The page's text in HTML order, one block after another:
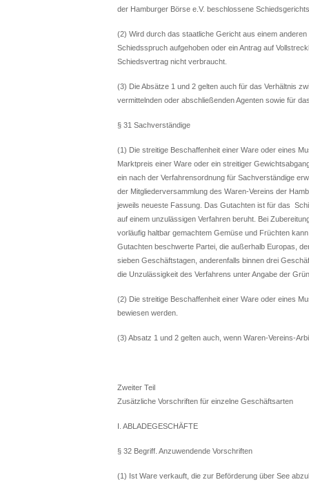
der Hamburger Börse e.V. beschlossene
(2) Wird durch das staatliche Gericht aus einem
Schiedsspruch aufgehoben oder ein Antrag auf
Schiedsvertrag nicht verbraucht.
(3) Die Absätze 1 und 2 gelten auch für das Verhältnis
vermittelnden oder abschließenden Agenten sowie für
§ 31 Sachverständige
(1) Die streitige Beschaffenheit einer Ware oder eines
Marktpreis einer Ware oder ein streitiger
ein nach der Verfahrensordnung für Sachverständige
der Mitgliederversammlung des Waren-Vereins der
jeweils neueste Fassung. Das Gutachten ist für das
auf einem unzulässigen Verfahren beruht. Bei
vorläufig haltbar gemachtem Gemüse und Früchten
Gutachten beschwerte Partei, die außerhalb Europas,
sieben Geschäftstagen, anderenfalls binnen drei
die Unzulässigkeit des Verfahrens unter Angabe der
(2) Die streitige Beschaffenheit einer Ware oder eines
bewiesen werden.
(3) Absatz 1 und 2 gelten auch, wenn Waren-Vereins-
Zweiter Teil
Zusätzliche Vorschriften für einzelne Geschäftsarten
I. ABLADEGESCHÄFTE
§ 32 Begriff. Anzuwendende Vorschriften
(1) Ist Ware verkauft, die zur Beförderung über See